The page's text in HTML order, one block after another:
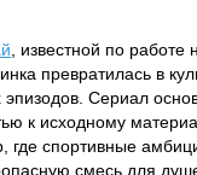
, известной по работе
превратилась в
Сериал
к исходному
спортивные
смесь для